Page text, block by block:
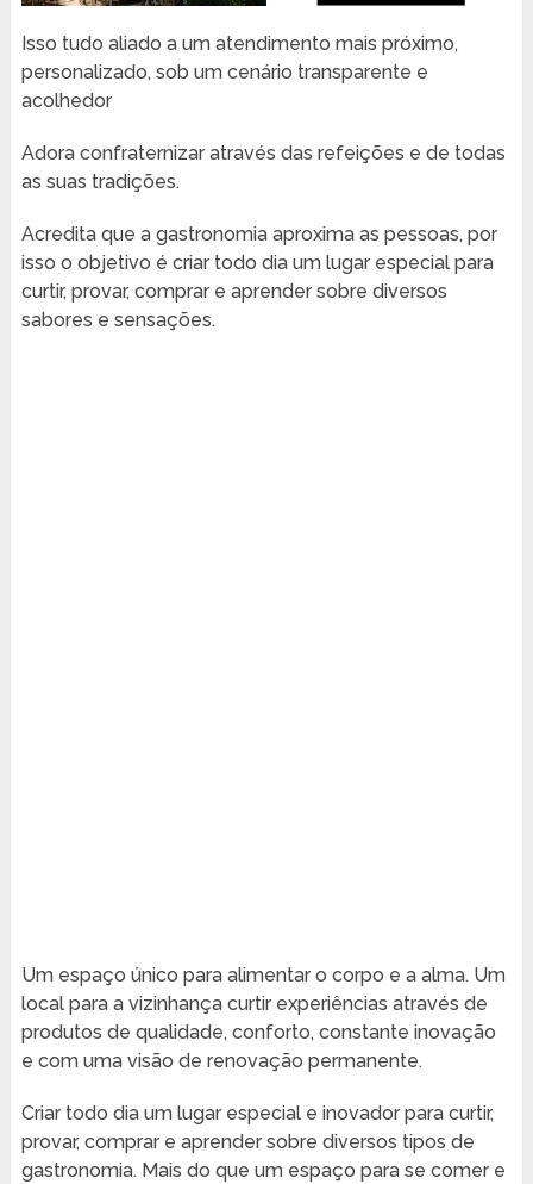
Isso tudo aliado a um atendimento mais próximo,
personalizado, sob um cenário transparente e
acolhedor
Adora confraternizar através das refeições e de todas
as suas tradições.
Acredita que a gastronomia aproxima as pessoas, por
isso o objetivo é criar todo dia um lugar especial para
curtir, provar, comprar e aprender sobre diversos
sabores e sensações.
Um espaço único para alimentar o corpo e a alma. Um
local para a vizinhança curtir experiências através de
produtos de qualidade, conforto, constante inovação
e com uma visão de renovação permanente.
Criar todo dia um lugar especial e inovador para curtir,
provar, comprar e aprender sobre diversos tipos de
gastronomia. Mais do que um espaço para se comer e